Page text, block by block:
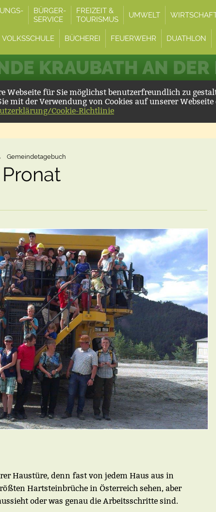
BÜRGER-
SERVICE
FREIZEIT &
TOURISMUS
UMWELT
VOLKSSCHULE BÜCHEREI FEUERWEHR DUATHLON
KRAUBATH AN DER
Webseite für Sie möglichst benutzerfreundlich zu
mit der Verwendung von Cookies auf unserer
Cookie-Richtlinie
Gemeindetagebuch
Haustüre, denn fast von jedem Haus aus in
Hartsteinbrüche in Österreich sehen, aber
oder was genau die Arbeitsschritte sind.